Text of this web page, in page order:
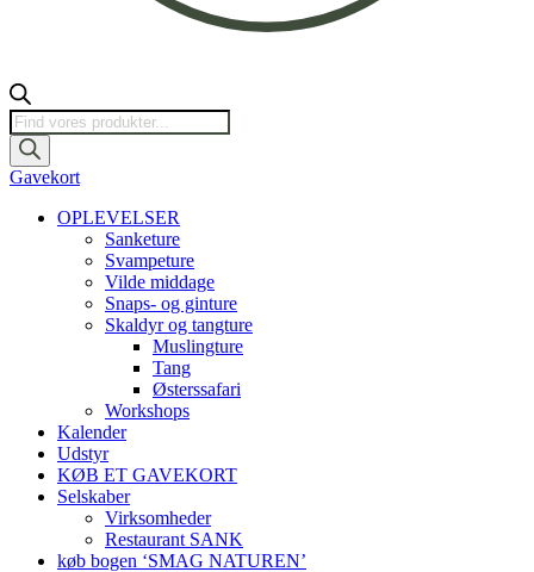
Products
search
Gavekort
OPLEVELSER
Sanketure
Svampeture
Vilde middage
Snaps- og ginture
Skaldyr og tangture
Muslingture
Tang
Østerssafari
Workshops
Kalender
Udstyr
KØB ET GAVEKORT
Selskaber
Virksomheder
Restaurant SANK
køb bogen ‘SMAG NATUREN’